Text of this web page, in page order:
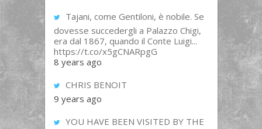
Tajani, come Gentiloni, è nobile. Se
dovesse succedergli a Palazzo Chigi,
era dal 1867, quando il Conte Luigi...
https://t.co/x5gCNARpgG
8 years ago
CHRIS BENOIT
9 years ago
YOU HAVE BEEN VISITED BY THE